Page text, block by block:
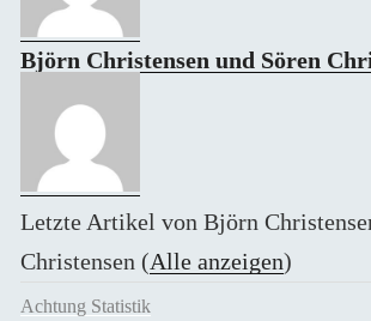
Björn Christensen und Sören
Letzte Artikel von Björn
Christensen (Alle anzeigen)
Achtung Statistik